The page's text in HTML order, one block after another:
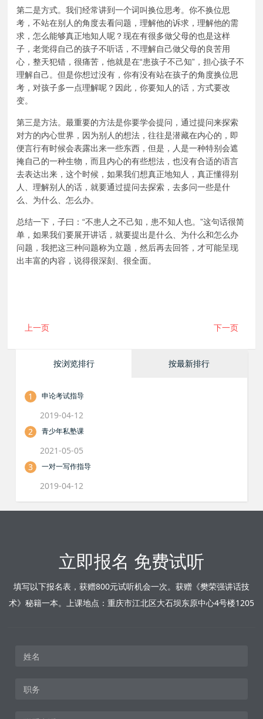
第二是方式。我们经常讲到一个词叫换位思考。你不换位思
考，不站在别人的角度去看问题，理解他的诉求，理解他的需
求，怎么能够真正地知人呢？现在有很多做父母的也是这样
子，老觉得自己的孩子不听话，不理解自己做父母的良苦用
心，整天犯错，很痛苦，他就是在“患孩子不己知”，担心孩子不
理解自己。但是你想过没有，你有没有站在孩子的角度换位思
考，对孩子多一点理解呢？因此，你要知人的话，方式要改
变。
第三是方法。最重要的方法是你要学会提问，通过提问来探索
对方的内心世界，因为别人的想法，往往是潜藏在内心的，即
便言行有时候会表露出来一些东西，但是，人是一种特别会遮
掩自己的一种生物，而且内心的有些想法，也没有合适的语言
去表达出来，这个时候，如果我们想真正地知人，真正懂得别
人、理解别人的话，就要通过提问去探索，去多问一些是什
么、为什么、怎么办。
总结一下，子曰：“不患人之不己知，患不知人也。”这句话很简
单，如果我们要展开讲话，就要提出是什么、为什么和怎么办
问题，我把这三种问题称为立题，然后再去回答，才可能呈现
出丰富的内容，说得很深刻、很全面。
上一页 下一页
按浏览排行 按最新排行
1 申论考试指导
2019-04-12
2
青少年私塾课
2021-05-05
3
一对一写作指导
2019-04-12
立即报名 免费试听
填写以下报名表，获赠800元试听机会一次。获赠《樊荣强讲话技
术》秘籍一本。上课地点：重庆市江北区大石坝东原中心4号楼1205